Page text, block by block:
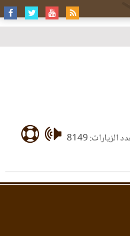
الزيارات: 8149